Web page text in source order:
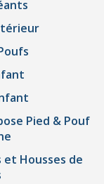
Pied & Pouf
et Housses de